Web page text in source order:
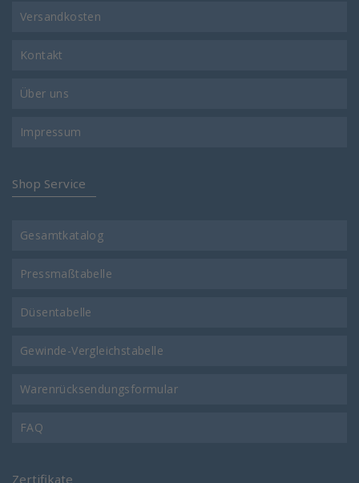
Versandkosten
Kontakt
Über uns
Impressum
Shop Service
Gesamtkatalog
Pressmaßtabelle
Düsentabelle
Gewinde-Vergleichstabelle
Warenrücksendungsformular
FAQ
Zertifikate